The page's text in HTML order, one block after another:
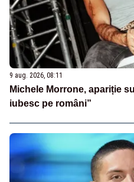
9 aug. 2026, 08:11
Michele Morrone, apariție
iubesc pe români”